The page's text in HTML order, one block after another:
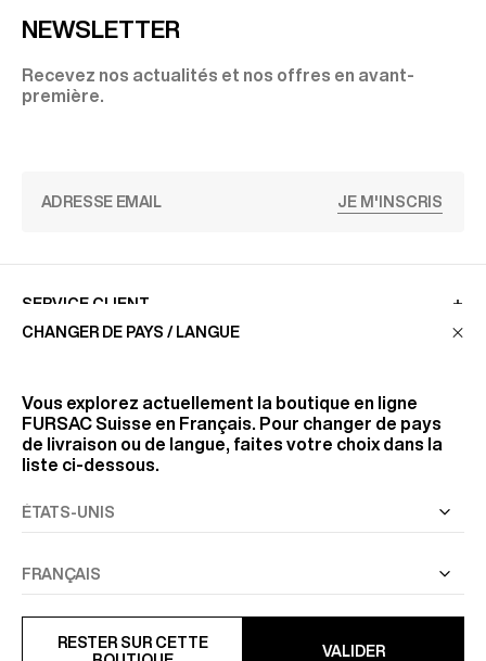
NEWSLETTER
Recevez nos actualités et nos offres en avant-
première.
JE M'INSCRIS
SERVICE CLIENT
RETROUVEZ-NOUS
INFORMATIONS
CHANGER DE PAYS / LANGUE
Vous explorez actuellement la boutique en ligne
FURSAC Suisse en Français. Pour changer de pays
de livraison ou de langue, faites votre choix dans la
liste ci-dessous.
RESTER SUR CETTE
VALIDER